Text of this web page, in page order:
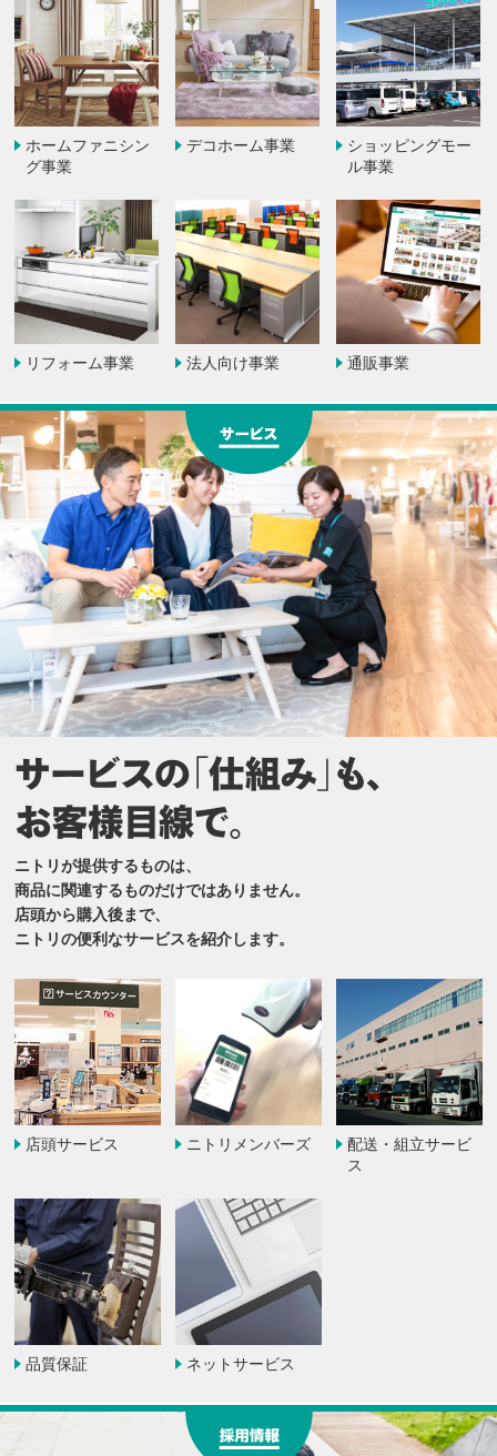
ホームファニシン
グ事業
デコホーム事業
ショッピングモー
ル事業
リフォーム事業 法人向け事業 通販事業
ニトリが提供するものは、
商品に関連するものだけではありません。
店頭から購入後まで、
ニトリの便利なサービスを紹介します。
店頭サービス ニトリ メンバーズ 配送・組立サービ
ス
品質保証 ネットサービス